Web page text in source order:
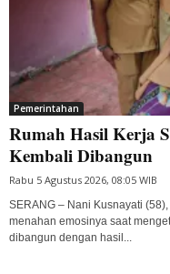
Pemerintahan
Rumah Hasil Kerja
Kembali Dibangun
Rabu 5 Agustus 2026, 08:05 WIB
SERANG – Nani Kusnayati
menahan emosinya saat
dibangun dengan hasil...